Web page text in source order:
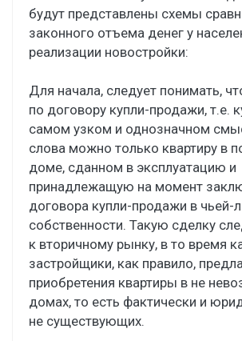
будут представлены схемы
законного отъема денег у
реализации новостройки:
Для начала, следует понимать,
по договору купли-продажи, т.е.
самом узком и однозначном
слова можно только квартиру в
доме, сданном в эксплуатацию и
принадлежащую на момент
договора купли-продажи в чьей-
собственности. Такую сделку
к вторичному рынку, в то время
застройщики, как правило,
приобретения квартиры в не
домах, то есть фактически и
не существующих.